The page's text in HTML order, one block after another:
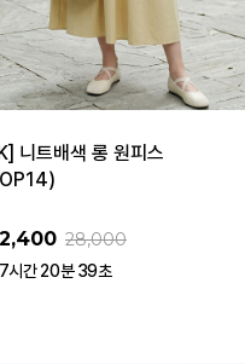
니트배색 롱 원피스
28,000
시간 20분 39초